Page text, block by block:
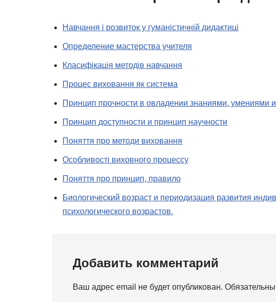
Навчання і розвиток у гуманістичній дидактиці
Определение мастерства учителя
Класифікація методів навчання
Процес виховання як система
Принцип прочности в овладении знаниями, умениями
Принцип доступности и принцип научности
Поняття про методи виховання
Особливості виховного процессу
Поняття про принцип, правило
Биологический возраст и периодизация развития
психологического возрастов.
Добавить комментарий
Ваш адрес email не будет опубликован.